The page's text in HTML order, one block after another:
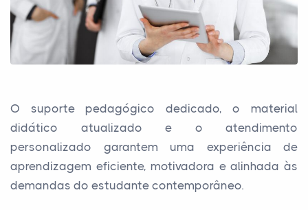
O suporte pedagógico dedicado, o material
didático atualizado e o atendimento
personalizado garantem uma experiência de
aprendizagem eficiente, motivadora e alinhada às
demandas do estudante contemporâneo.